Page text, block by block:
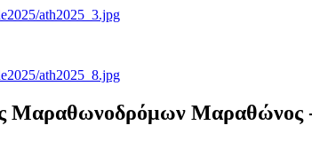
ath2025_3.jpg
ath2025_8.jpg
Μαραθωνοδρόμων